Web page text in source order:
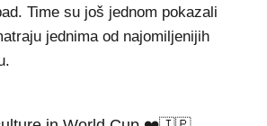
Time su još jednom pokazali
jednima od najomiljenijih